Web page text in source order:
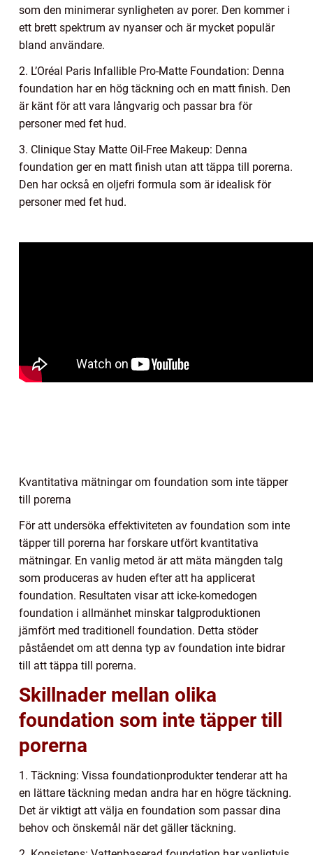
som den minimerar synligheten av porer. Den kommer i
ett brett spektrum av nyanser och är mycket populär
bland användare.
2. L’Oréal Paris Infallible Pro-Matte Foundation: Denna
foundation har en hög täckning och en matt finish. Den
är känt för att vara långvarig och passar bra för
personer med fet hud.
3. Clinique Stay Matte Oil-Free Makeup: Denna
foundation ger en matt finish utan att täppa till porerna.
Den har också en oljefri formula som är idealisk för
personer med fet hud.
Kvantitativa mätningar om foundation som inte täpper
till porerna
För att undersöka effektiviteten av foundation som inte
täpper till porerna har forskare utfört kvantitativa
mätningar. En vanlig metod är att mäta mängden talg
som produceras av huden efter att ha applicerat
foundation. Resultaten visar att icke-komedogen
foundation i allmänhet minskar talgproduktionen
jämfört med traditionell foundation. Detta stöder
påståendet om att denna typ av foundation inte bidrar
till att täppa till porerna.
Skillnader mellan olika
foundation som inte täpper till
porerna
1. Täckning: Vissa foundationprodukter tenderar att ha
en lättare täckning medan andra har en högre täckning.
Det är viktigt att välja en foundation som passar dina
behov och önskemål när det gäller täckning.